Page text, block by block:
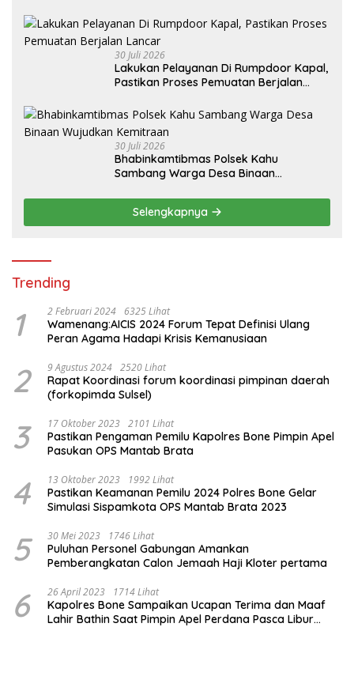
30 Juli 2026
Lakukan Pelayanan Di Rumpdoor Kapal,
Pastikan Proses Pemuatan Berjalan
30 Juli 2026
Bhabinkamtibmas Polsek Kahu
Sambang Warga Desa Binaan
Selengkapnya
Trending
1 2 Februari 2024 6325 Lihat
Wamenang:AICIS 2024 Forum Tepat Definisi Ulang
Peran Agama Hadapi Krisis Kemanusiaan
2 9 Agustus 2024 2520 Lihat
Rapat Koordinasi forum koordinasi pimpinan daerah
(forkopimda Sulsel)
3 17 Oktober 2023 2101 Lihat
Pastikan Pengaman Pemilu Kapolres Bone Pimpin Apel
Pasukan OPS Mantab Brata
4 13 Oktober 2023 1992 Lihat
Pastikan Keamanan Pemilu 2024 Polres Bone Gelar
Simulasi Sispamkota OPS Mantab Brata 2023
5 30 Mei 2023 1746 Lihat
Puluhan Personel Gabungan Amankan
Pemberangkatan Calon Jemaah Haji Kloter pertama
6 26 April 2023 1714 Lihat
Kapolres Bone Sampaikan Ucapan Terima dan Maaf
Lahir Bathin Saat Pimpin Apel Perdana Pasca Libur